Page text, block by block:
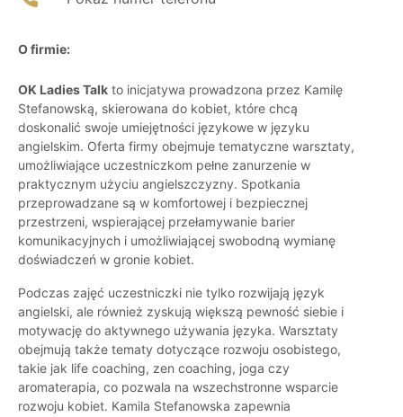
O firmie:
OK Ladies Talk to inicjatywa prowadzona przez Kamilę
Stefanowską, skierowana do kobiet, które chcą
doskonalić swoje umiejętności językowe w języku
angielskim. Oferta firmy obejmuje tematyczne warsztaty,
umożliwiające uczestniczkom pełne zanurzenie w
praktycznym użyciu angielszczyzny. Spotkania
przeprowadzane są w komfortowej i bezpiecznej
przestrzeni, wspierającej przełamywanie barier
komunikacyjnych i umożliwiającej swobodną wymianę
doświadczeń w gronie kobiet.
Podczas zajęć uczestniczki nie tylko rozwijają język
angielski, ale również zyskują większą pewność siebie i
motywację do aktywnego używania języka. Warsztaty
obejmują także tematy dotyczące rozwoju osobistego,
takie jak life coaching, zen coaching, joga czy
aromaterapia, co pozwala na wszechstronne wsparcie
rozwoju kobiet. Kamila Stefanowska zapewnia